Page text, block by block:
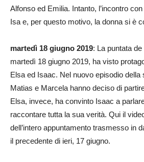
Alfonso ed Emilia. Intanto, l’incontro
Isa e, per questo motivo, la donna si è
martedì 18 giugno 2019: La puntata
martedì 18 giugno 2019, ha visto
Elsa ed Isaac. Nel nuovo episodio della
Matias e Marcela hanno deciso di
Elsa, invece, ha convinto Isaac a
raccontare tutta la sua verità. Qui il
dell’intero appuntamento trasmesso in
il precedente di ieri, 17 giugno.